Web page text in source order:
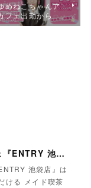
めねこちゃんア
フェ出勤から
カジュアルメイドカフェ『ENTRY 池袋店』
池袋店』は
ける メイド喫茶